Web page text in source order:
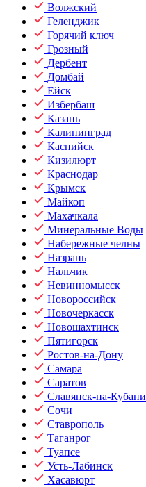
Волжский
Геленджик
Горячий ключ
Грозный
Дербент
Домбай
Ейск
Избербаш
Казань
Калининград
Каспийск
Кизилюрт
Краснодар
Крымск
Майкоп
Махачкала
Минеральные Воды
Набережные челны
Назрань
Нальчик
Невинномысск
Новороссийск
Новочеркасск
Новошахтинск
Пятигорск
Ростов-на-Дону
Самара
Саратов
Славянск-на-Кубани
Сочи
Ставрополь
Таганрог
Туапсе
Усть-Лабинск
Хасавюрт